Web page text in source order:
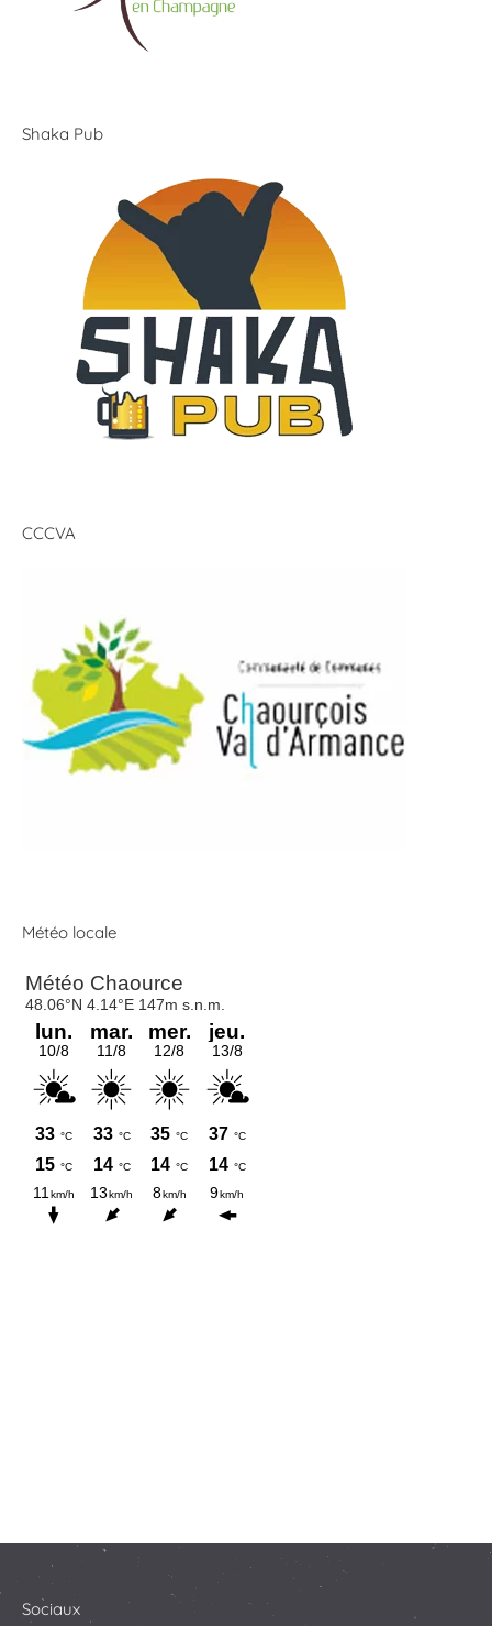
Shaka Pub
CCCVA
Météo locale
Sociaux